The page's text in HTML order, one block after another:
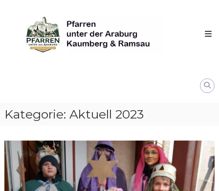
content
unter
derAraburg
Kaumberg
Kategorie: Aktuell 2023